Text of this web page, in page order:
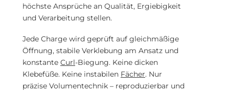
höchste Ansprüche an Qualität, Ergiebigkeit
und Verarbeitung stellen.
Jede Charge wird geprüft auf gleichmäßige
Öffnung, stabile Verklebung am Ansatz und
konstante Curl-Biegung. Keine dicken
Klebefüße. Keine instabilen Fächer. Nur
präzise Volumentechnik – reproduzierbar und